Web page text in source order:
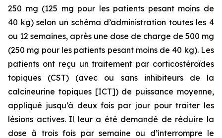
250 mg (125 mg pour les patients pesant moins de
40 kg) selon un schéma d’administration toutes les 4
ou 12 semaines, après une dose de charge de 500 mg
(250 mg pour les patients pesant moins de 40 kg). Les
patients ont reçu un traitement par corticostéroïdes
topiques (CST) (avec ou sans inhibiteurs de la
calcineurine topiques [ICT]) de puissance moyenne,
appliqué jusqu’à deux fois par jour pour traiter les
lésions actives. Il leur a été demandé de réduire la
dose à trois fois par semaine ou d’interrompre le